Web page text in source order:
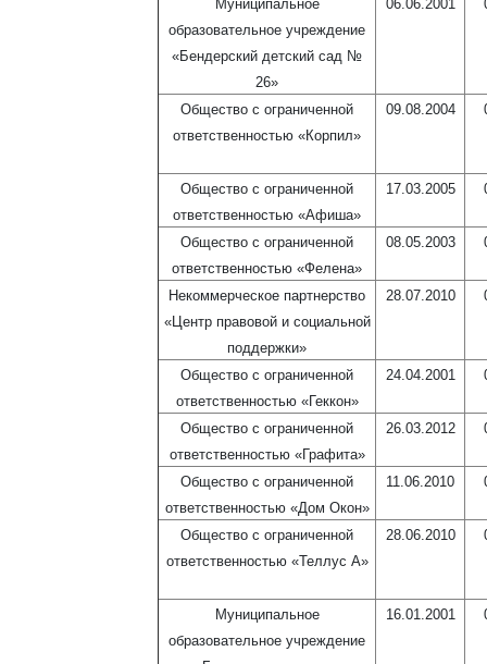
Муниципальное
образовательное учреждение
«Бендерский детский сад №
26»
06.06.2001
Общество с ограниченной
ответственностью «Корпил»
09.08.2004
Общество с ограниченной
ответственностью «Афиша»
17.03.2005
Общество с ограниченной
ответственностью «Фелена»
08.05.2003
Некоммерческое партнерство
«Центр правовой и социальной
поддержки»
28.07.2010
Общество с ограниченной
ответственностью «Геккон»
24.04.2001
Общество с ограниченной
ответственностью «Графита»
26.03.2012
Общество с ограниченной
ответственностью «Дом Окон»
11.06.2010
Общество с ограниченной
ответственностью «Теллус А»
28.06.2010
Муниципальное
образовательное учреждение
16.01.2001